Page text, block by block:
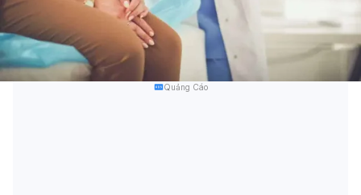
Quảng Cáo